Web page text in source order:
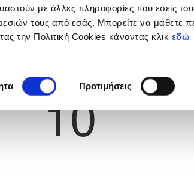
με άλλες πληροφορίες που εσείς
τους από εσάς. Μπορείτε να μάθετε
την Πολιτική Cookies κάνοντας κλικ εδώ
Προτιμήσεις
SANTOS
Νούμερο Φανέλας
10